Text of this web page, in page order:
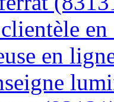
en